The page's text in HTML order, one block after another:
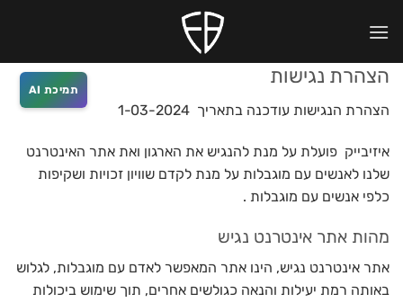
הצהרת נגישות
הצהרת הנגישות עודכנה בתאריך 1-03-2024
איזיבייק פועלת על מנת להנגיש את הארגון ואת אתר האינטרנט
שלנו לאנשים עם מוגבלות על מנת לקדם שוויון זכויות ושקיפות
כלפי אנשים עם מוגבלות .
מהות אתר אינטרנט נגיש
אתר אינטרנט נגיש, הינו אתר המאפשר לאדם עם מוגבלות, לגלוש
באותה רמת יעילות והנאה כגולשים אחרים, תוך שימוש ביכולות
תמיכת AI